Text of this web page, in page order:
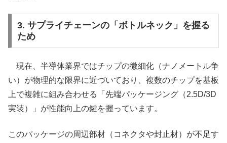
3. サプライチェーンの「ボトルネック」を握る
ため
現在、半導体業界ではチップの微細化（ナノメートル争
い）が物理的な限界に近づいており、複数のチップを基板
上で複雑に組み合わせる「先端パッケージング（2.5D/3D
実装）」が性能向上の鍵を握っています。
このパッケージの周辺部材（コネクタや封止材）が不足す